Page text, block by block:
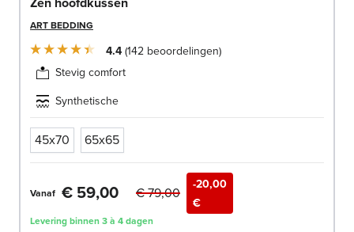
ART BEDDING
4.4 142 beoordelingen
Stevig comfort
Synthetische
45x70 65x65
Vanaf € 59,00
-20,00
€
€ 79,00
Levering binnen 3 à 4 dagen